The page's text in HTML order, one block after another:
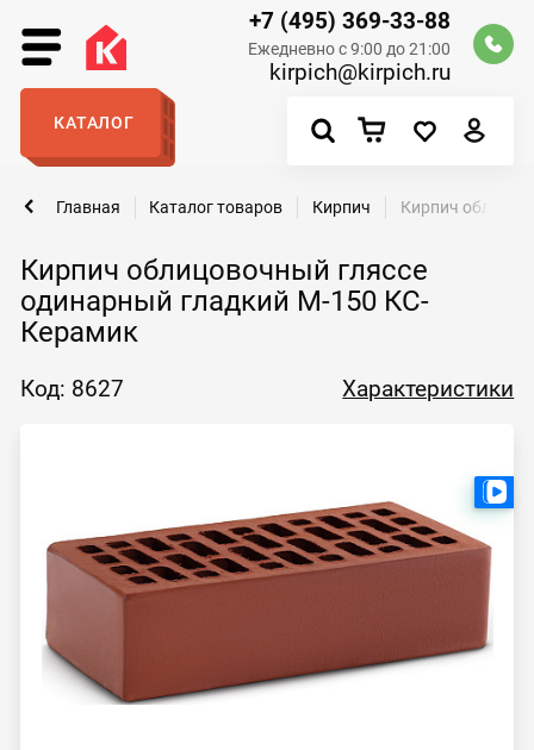
+7 (495) 369-33-88
Ежедневно с 9:00 до 21:00
kirpich@kirpich.ru
КАТАЛОГ
Кирпич облицовочный гляссе
одинарный гладкий М-150 КС-
Керамик
Главная Каталог товаров Кирпич Кирпич
Код: 8627 Характеристики